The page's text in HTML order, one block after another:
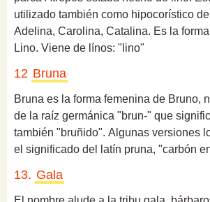
utilizado también como hipocorístico
Adelina, Carolina, Catalina. Es la f
Lino. Viene de línos: "lino"
12 Bruna
Bruna es la forma femenina de Bruno,
de la raíz germánica "brun-" que
también "bruñido". Algunas versiones
el significado del latín pruna, "carbón
13. Gala